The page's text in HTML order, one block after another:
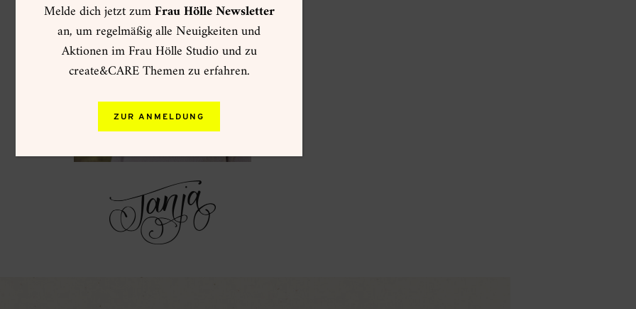
Melde dich jetzt zumFrau Hölle Newsletter
an, um regelmäßig alle Neuigkeiten und
Aktionen im Frau Hölle Studio und zu
create&CARE Themen zu erfahren.
ZUR ANMELDUNG